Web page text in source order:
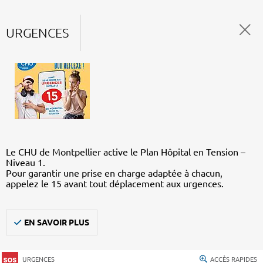
URGENCES
Le CHU de Montpellier active le Plan Hôpital en Tension –
Niveau 1.
Pour garantir une prise en charge adaptée à chacun,
appelez le 15 avant tout déplacement aux urgences.
EN SAVOIR PLUS
URGENCES ACCÈS RAPIDES